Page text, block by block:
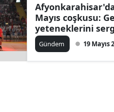
Ordu
Rize
Sakarya
Mayıs coşkusu:
yeteneklerini
Gündem 19 Mayıs